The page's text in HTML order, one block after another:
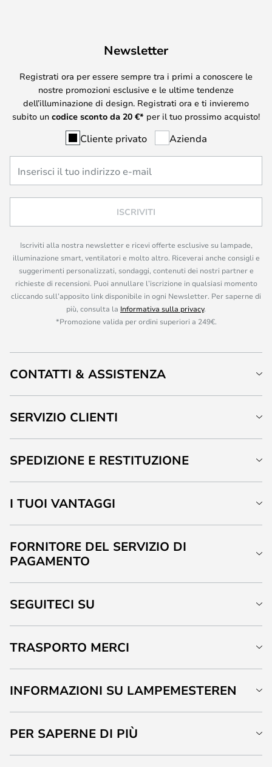
Newsletter
Registrati ora per essere sempre tra i primi a conoscere le
nostre promozioni esclusive e le ultime tendenze
dell’illuminazione di design. Registrati ora e ti invieremo
subito un codice sconto da 20 €* per il tuo prossimo acquisto!
Cliente privato Azienda
ISCRIVITI
Iscriviti alla nostra newsletter e ricevi offerte esclusive su lampade,
illuminazione smart, ventilatori e molto altro. Riceverai anche consigli e
suggerimenti personalizzati, sondaggi, contenuti dei nostri partner e
richieste di recensioni. Puoi annullare l’iscrizione in qualsiasi momento
cliccando sull’apposito link disponibile in ogni Newsletter. Per saperne di
più, consulta la Informativa sulla privacy.
*Promozione valida per ordini superiori a 249€.
CONTATTI & ASSISTENZA
SERVIZIO CLIENTI
SPEDIZIONE E RESTITUZIONE
I TUOI VANTAGGI
FORNITORE DEL SERVIZIO DI
PAGAMENTO
SEGUITECI SU
TRASPORTO MERCI
INFORMAZIONI SU LAMPEMESTEREN
PER SAPERNE DI PIÙ